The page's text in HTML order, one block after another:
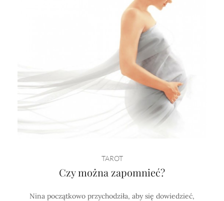
TAROT
Czy można zapomnieć?
Nina początkowo przychodziła, aby się dowiedzieć,